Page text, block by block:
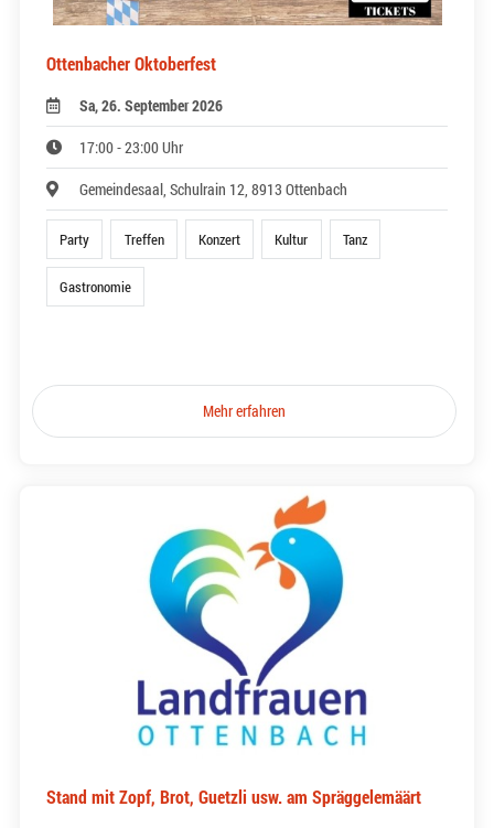
Ottenbacher Oktoberfest
Sa, 26. September 2026
17:00 - 23:00 Uhr
Gemeindesaal, Schulrain 12, 8913 Ottenbach
Party Treffen Konzert Kultur Tanz
Gastronomie
Mehr erfahren
Stand mit Zopf, Brot, Guetzli usw. am Spräggelemäärt